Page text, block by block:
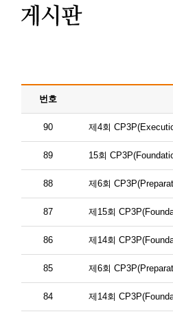
번호
90 제4회
89 15회
88 제6회
87 제15회
86 제14회
85 제6회
84 제14회